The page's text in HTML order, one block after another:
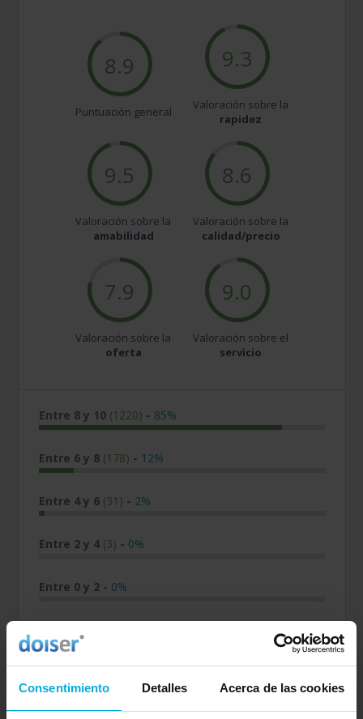
Consentimiento Detalles Acerca de las cookies
8.9
Puntuación general
9.3
Valoración sobre la
rapidez
9.5
Valoración sobre la
amabilidad
8.6
Valoración sobre la
calidad/precio
7.9
Valoración sobre la
oferta
9.0
Valoración sobre el
servicio
Entre 8 y 10 (1220) - 85%
Entre 6 y 8 (178) - 12%
Entre 4 y 6 (31) - 2%
Entre 2 y 4 (3) - 0%
Entre 0 y 2 - 0%
Acquajet
10.0